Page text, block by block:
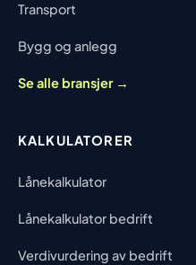
Transport
Bygg og anlegg
Se alle bransjer →
KALKULATORER
Lånekalkulator
Lånekalkulator bedrift
Verdivurdering av bedrift